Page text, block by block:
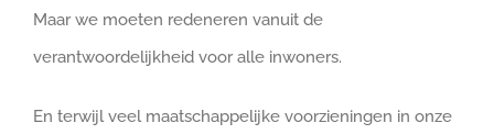
Maar we moeten redeneren vanuit de
verantwoordelijkheid voor alle inwoners.
En terwijl veel maatschappelijke voorzieningen in onze